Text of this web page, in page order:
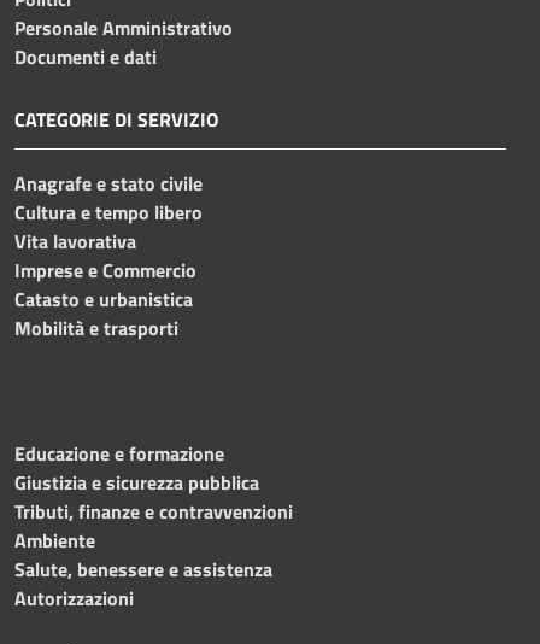
Personale Amministrativo
Documenti e dati
CATEGORIE DI SERVIZIO
Anagrafe e stato civile
Cultura e tempo libero
Vita lavorativa
Imprese e Commercio
Catasto e urbanistica
Mobilità e trasporti
Educazione e formazione
Giustizia e sicurezza pubblica
Tributi, finanze e contravvenzioni
Ambiente
Salute, benessere e assistenza
Autorizzazioni